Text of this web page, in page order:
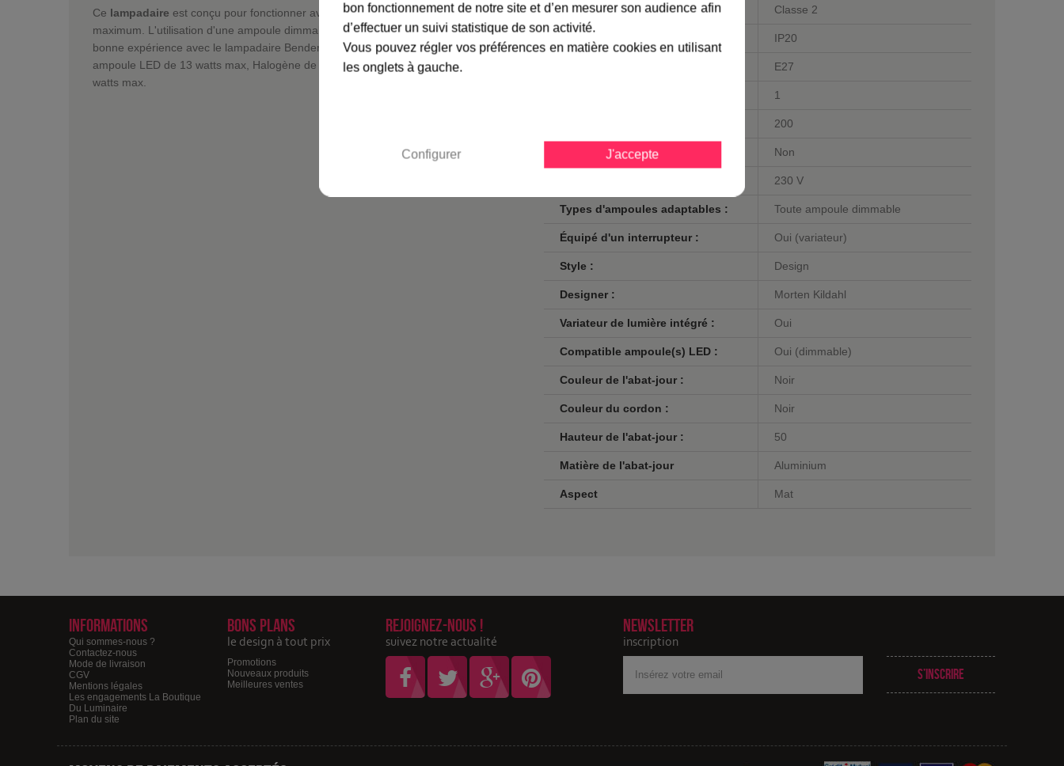
Ce lampadaire est conçu pour fonctionner avec une ampoule E27 de 200 watts
maximum. L'utilisation d'une ampoule dimmable est nécessaire. Afin de profiter d'une
bonne expérience avec le lampadaire Bender, Northern Lighting recommande une
ampoule LED de 13 watts max, Halogène de 52 watts max ou fluo compact de 15
watts max.
Classe : Classe 2
IP20
E27
1
200
Ampoule(s) fournie(s) : Non
230 V
Types d'ampoules adaptables : Toute ampoule dimmable
Équipé d'un interrupteur : Oui (variateur)
Style : Design
Designer : Morten Kildahl
Variateur de lumière intégré : Oui
Compatible ampoule(s) LED : Oui (dimmable)
Couleur de l'abat-jour : Noir
Couleur du cordon : Noir
Hauteur de l'abat-jour : 50
Matière de l'abat-jour Aluminium
Aspect Mat
Informations
Qui sommes-nous ?
Contactez-nous
Mode de livraison
CGV
Mentions légales
Les engagements La Boutique
Du Luminaire
Plan du site
Bons plans
le design à tout prix
Promotions
Nouveaux produits
Meilleures ventes
Rejoignez-nous !
suivez notre actualité
Newsletter
inscription
adresse
S’inscrire
bon fonctionnement de notre site et d’en mesurer son audience afin
d’effectuer un suivi statistique de son activité.
Vous pouvez régler vos préférences en matière cookies en utilisant
les onglets à gauche.
Configurer J'accepte